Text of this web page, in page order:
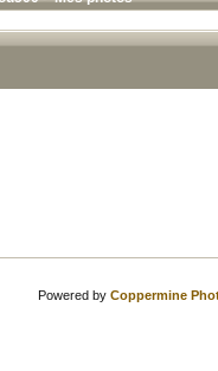
Powered by Coppermine